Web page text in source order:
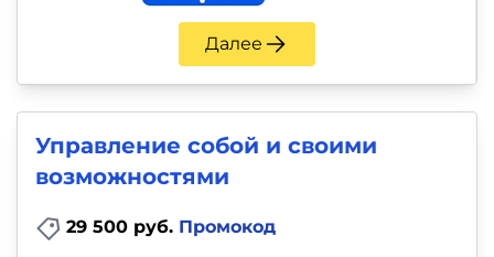
Далее
Управление собой и своими
возможностями
29 500 руб. Промокод